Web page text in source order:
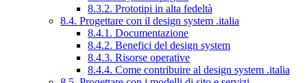
8.3.2. Prototipi in alta fedeltà
8.4. Progettare con il design system .italia
8.4.1. Documentazione
8.4.2. Benefici del design system
8.4.3. Risorse operative
8.4.4. Come contribuire al design system .italia